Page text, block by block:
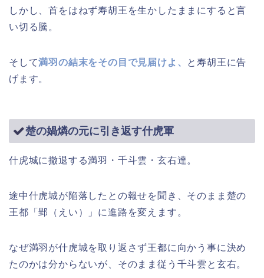
しかし、首をはねず寿胡王を生かしたままにすると言
い切る騰。
そして満羽の結末をその目で見届けよ、 と寿胡王に告
げます。
楚の媧燐の元に引き返す什虎軍
什虎城に撤退する満羽・千斗雲・玄右達。
途中什虎城が陥落したとの報せを聞き、そのまま楚の
王都「郢（えい）」に進路を変えます。
なぜ満羽が什虎城を取り返さず王都に向かう事に決め
たのかは分からないが、そのまま従う千斗雲と玄右。